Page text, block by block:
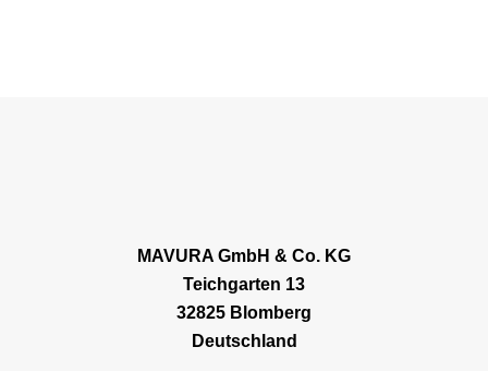
MAVURA GmbH & Co. KG
Teichgarten 13
32825 Blomberg
Deutschland